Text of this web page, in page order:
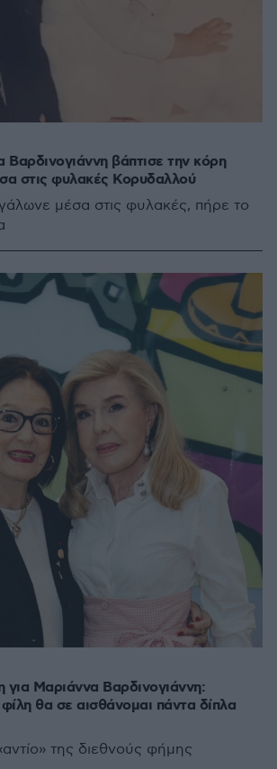
βάπτισε την κόρη
στις φυλακές Κορυδαλλού
μέσα στις φυλακές, πήρε το
Μαριάννα Βαρδινογιάννη:
θα σε αισθάνομαι πάντα δίπλα
της διεθνούς φήμης